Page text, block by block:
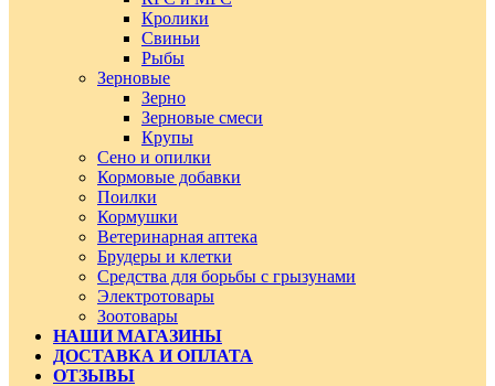
Кролики
Свиньи
Рыбы
Зерновые
Зерно
Зерновые смеси
Крупы
Сено и опилки
Кормовые добавки
Поилки
Кормушки
Ветеринарная аптека
Брудеры и клетки
Средства для борьбы с грызунами
Электротовары
Зоотовары
НАШИ МАГАЗИНЫ
ДОСТАВКА И ОПЛАТА
ОТЗЫВЫ